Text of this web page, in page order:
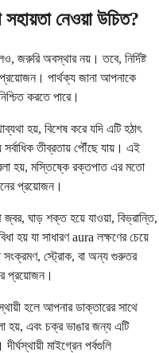
নেওয়া উচিত?
জরুরি অবস্থার নয়। তবে, নির্দিষ্ট
প্রয়োজন। পার্থক্য জানা আপনাকে
করতে পারে।
হয়, বিশেষ করে যদি এটি হঠাৎ
তীব্রতায় পৌঁছে যায়। এই
বলা হয়, মস্তিষ্কে রক্তপাত এর মতো
প্রয়োজন।
জ্বর, ঘাড় শক্ত হয়ে যাওয়া, বিভ্রান্তি,
হয় যা সাধারণ aura লক্ষণের চেয়ে
সংক্রমণ, স্ট্রোক, বা অন্য গুরুতর
প্রয়োজন।
হলে আপনার ডাক্তারের সাথে
হয়, এবং চক্র ভাঙার জন্য এটি
মাইগ্রেন পর্বগুলি